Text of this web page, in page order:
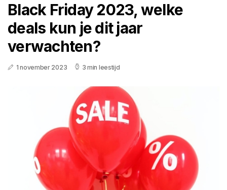
Black Friday 2023, welke
deals kun je dit jaar
verwachten?
1 november 2023 3 min leestijd